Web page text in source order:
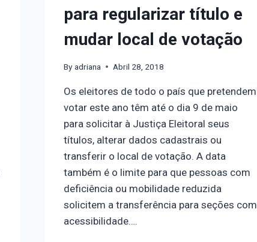
para regularizar título e
mudar local de votação
By adriana Abril 28, 2018
Os eleitores de todo o país que pretendem
votar este ano têm até o dia 9 de maio
para solicitar à Justiça Eleitoral seus
títulos, alterar dados cadastrais ou
transferir o local de votação. A data
também é o limite para que pessoas com
deficiência ou mobilidade reduzida
solicitem a transferência para seções com
acessibilidade….